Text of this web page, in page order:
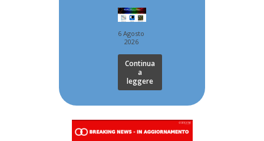
6 Agosto
2026
Continua
a
leggere